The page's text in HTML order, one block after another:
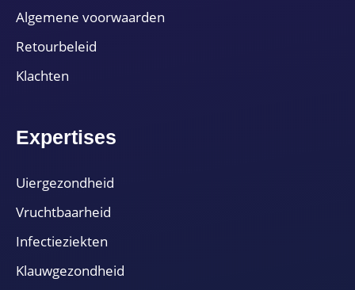
Algemene voorwaarden
Retourbeleid
Klachten
Expertises
Uiergezondheid
Vruchtbaarheid
Infectieziekten
Klauwgezondheid